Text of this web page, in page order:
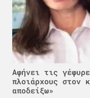
Αφήνει τις
πλοιάρχους στον
αποδείξω»